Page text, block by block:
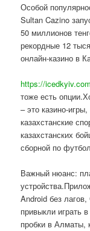
Особой
Sultan Cazino
50 миллионов
рекордные 12
онлайн-казино в
https://
тоже есть
– это казино-
казахстанские
казахстанских
сборной по
Важный нюанс:
Android без
привыкли играть
пробки в Алматы,